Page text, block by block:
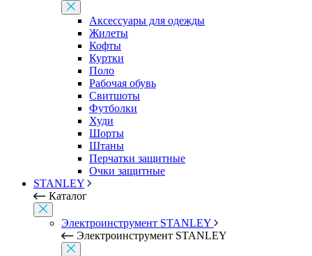
Аксессуары для одежды
Жилеты
Кофты
Куртки
Поло
Рабочая обувь
Свитшоты
Футболки
Худи
Шорты
Штаны
Перчатки защитные
Очки защитные
STANLEY
Каталог
Электроинструмент STANLEY
Электроинструмент STANLEY